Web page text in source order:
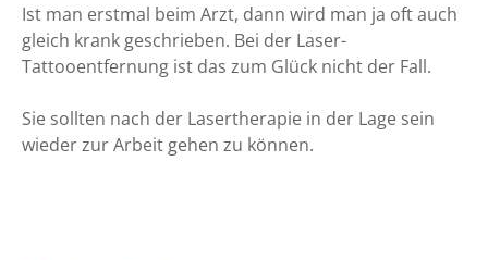
Ist man erstmal beim Arzt, dann wird man ja oft auch
gleich krank geschrieben. Bei der Laser-
Tattooentfernung ist das zum Glück nicht der Fall.
Sie sollten nach der Lasertherapie in der Lage sein
wieder zur Arbeit gehen zu können.